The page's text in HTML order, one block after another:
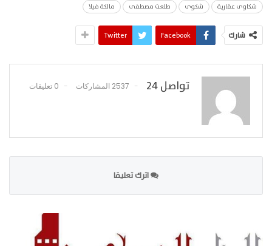
شكاوى عقارية
شكوى طلعت مصطفى مالكة فيلا
شارك Facebook
Twitter
تواصل 24 2537 المشاركات 0 تعليقات
اترك تعليقا